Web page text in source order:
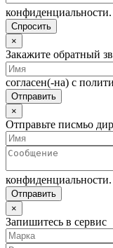
конфиденциальности.
×
Закажите обратный
согласен(-на) с
×
Отправьте писмьо
конфиденциальности.
×
Запишитесь в сервис